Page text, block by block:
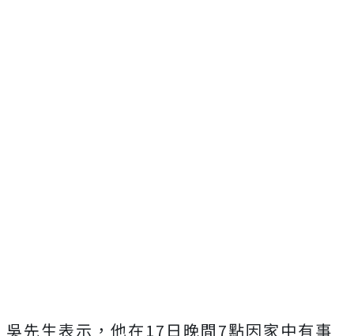
吳先生表示，他在17日晚間7點因家中有事